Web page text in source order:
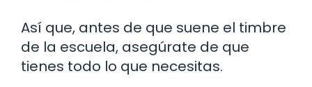
Así que, antes de que suene el timbre
de la escuela, asegúrate de que
tienes todo lo que necesitas.